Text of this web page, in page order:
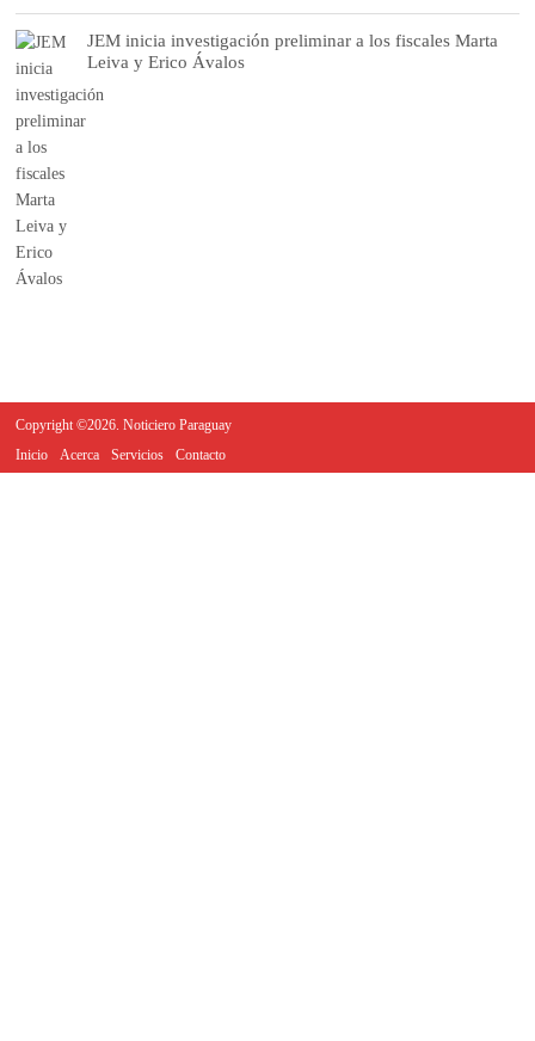
JEM inicia investigación preliminar a los fiscales Marta
Leiva y Erico Ávalos
Copyright ©2026. Noticiero Paraguay
Inicio
Acerca Servicios Contacto